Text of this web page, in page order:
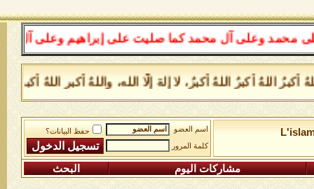
آل محمد كما صليت على إبراهيم وعلى آل إبراهيم إنك
أكبرُ اللهُ أكبرُ، لا إلهَ إلَّا الله، واللهُ أكبر اللهُ أكبر،
اسم العضو
حفظ البيانات؟
كلمة المرور
مشاركات اليوم البحث